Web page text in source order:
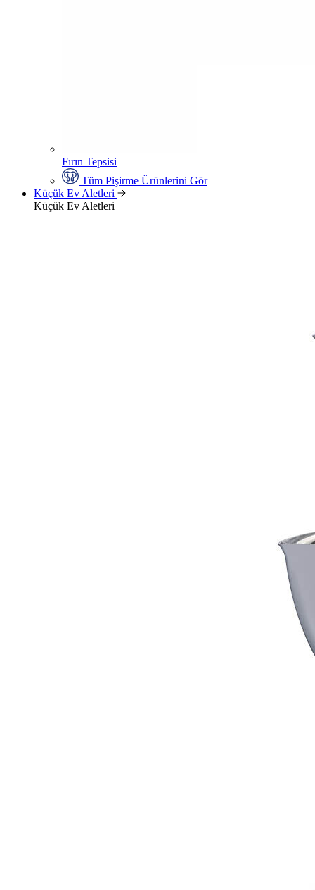
Fırın Tepsisi
Tüm Pişirme Ürünlerini Gör
Küçük Ev Aletleri
Küçük Ev Aletleri